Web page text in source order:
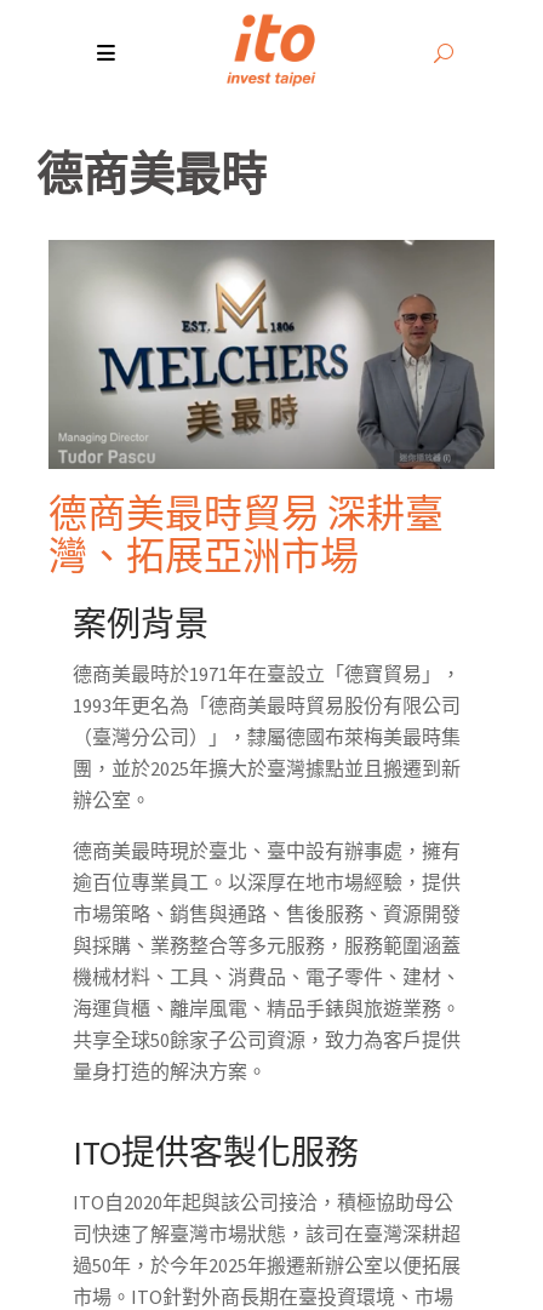
德商美最時
德商美最時貿易 深耕臺
灣、拓展亞洲市場
案例背景
德商美最時於1971年在臺設立「德寶貿易」，
1993年更名為「德商美最時貿易股份有限公司
（臺灣分公司）」，隸屬德國布萊梅美最時集
團，並於2025年擴大於臺灣據點並且搬遷到新
辦公室。
德商美最時現於臺北、臺中設有辦事處，擁有
逾百位專業員工。以深厚在地市場經驗，提供
市場策略、銷售與通路、售後服務、資源開發
與採購、業務整合等多元服務，服務範圍涵蓋
機械材料、工具、消費品、電子零件、建材、
海運貨櫃、離岸風電、精品手錶與旅遊業務。
共享全球50餘家子公司資源，致力為客戶提供
量身打造的解決方案。
ITO提供客製化服務
ITO自2020年起與該公司接洽，積極協助母公
司快速了解臺灣市場狀態，該司在臺灣深耕超
過50年，於今年2025年搬遷新辦公室以便拓展
市場。ITO針對外商長期在臺投資環境、市場